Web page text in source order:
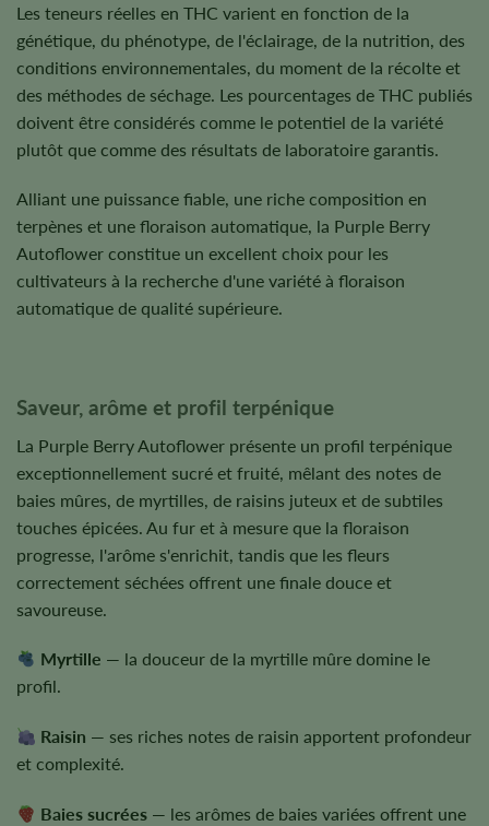
Les teneurs réelles en THC varient en fonction de la
génétique, du phénotype, de l'éclairage, de la nutrition, des
conditions environnementales, du moment de la récolte et
des méthodes de séchage. Les pourcentages de THC publiés
doivent être considérés comme le potentiel de la variété
plutôt que comme des résultats de laboratoire garantis.
Alliant une puissance fiable, une riche composition en
terpènes et une floraison automatique, la Purple Berry
Autoflower constitue un excellent choix pour les
cultivateurs à la recherche d'une variété à floraison
automatique de qualité supérieure.
Saveur, arôme et profil terpénique
La Purple Berry Autoflower présente un profil terpénique
exceptionnellement sucré et fruité, mêlant des notes de
baies mûres, de myrtilles, de raisins juteux et de subtiles
touches épicées. Au fur et à mesure que la floraison
progresse, l'arôme s'enrichit, tandis que les fleurs
correctement séchées offrent une finale douce et
savoureuse.
Myrtille — la douceur de la myrtille mûre domine le
profil.
Raisin — ses riches notes de raisin apportent profondeur
et complexité.
Baies sucrées — les arômes de baies variées offrent une